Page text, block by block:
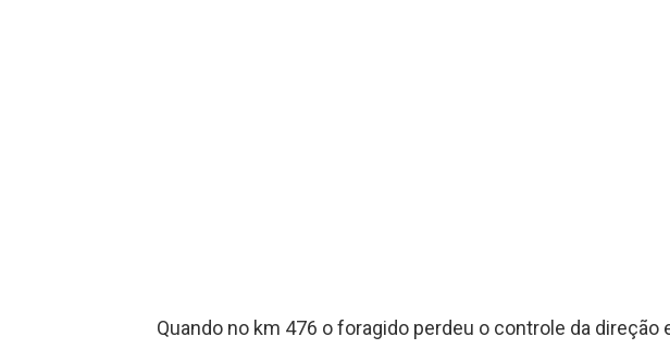
Quando no km 476 o foragido perdeu o controle da direção